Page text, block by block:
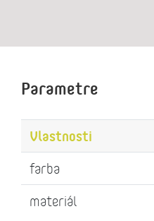
Parametre
Vlastnosti
farba
materiál